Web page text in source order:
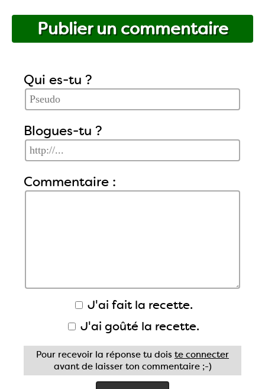
Publier un commentaire
Qui es-tu ?
Blogues-tu ?
Commentaire :
J'ai fait la recette.
J'ai goûté la recette.
Pour recevoir la réponse tu dois te connecter
avant de laisser ton commentaire ;-)